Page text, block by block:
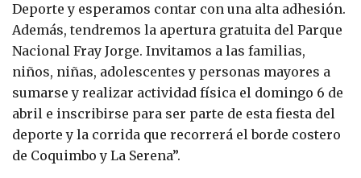
Deporte y esperamos contar con una alta adhesión.
Además, tendremos la apertura gratuita del Parque
Nacional Fray Jorge. Invitamos a las familias,
niños, niñas, adolescentes y personas mayores a
sumarse y realizar actividad física el domingo 6 de
abril e inscribirse para ser parte de esta fiesta del
deporte y la corrida que recorrerá el borde costero
de Coquimbo y La Serena”.